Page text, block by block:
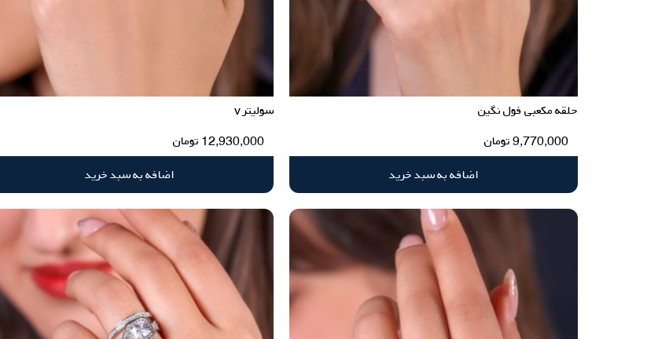
حلقه مکعبی فول نگین
9,770,000تومان
اضافه به سبد خرید
سولیتر v
12,930,000 تومان
اضافه به سبد خرید